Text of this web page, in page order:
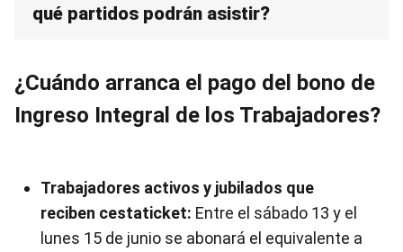
qué partidos podrán asistir?
¿Cuándo arranca el pago del bono de
Ingreso Integral de los Trabajadores?
Trabajadores activos y jubilados que
reciben cestaticket: Entre el sábado 13 y el
lunes 15 de junio se abonará el equivalente a